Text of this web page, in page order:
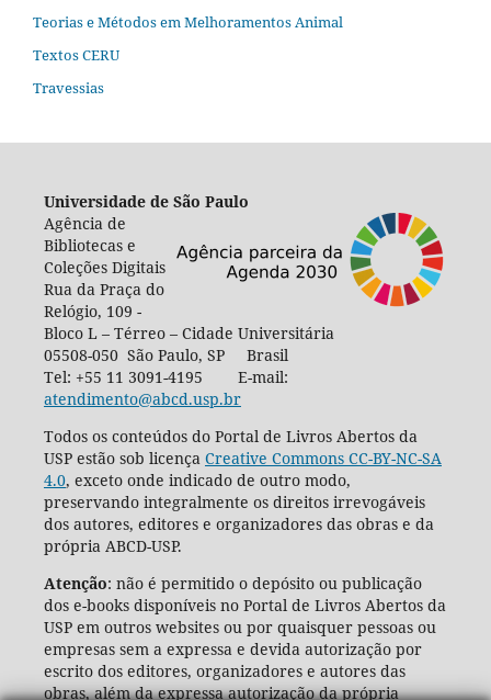
Teorias e Métodos em Melhoramentos Animal
Textos CERU
Travessias
Universidade de São Paulo
Agência de
Bibliotecas e
Coleções Digitais
Rua da Praça do
Relógio, 109 -
Bloco L – Térreo – Cidade Universitária
05508-050 São Paulo, SP Brasil
Tel: +55 11 3091-4195 E-mail:
atendimento@abcd.usp.br
Todos os conteúdos do Portal de Livros Abertos da
USP estão sob licença Creative Commons CC-BY-NC-SA
4.0, exceto onde indicado de outro modo,
preservando integralmente os direitos irrevogáveis
dos autores, editores e organizadores das obras e da
própria ABCD-USP.
Atenção: não é permitido o depósito ou publicação
dos e-books disponíveis no Portal de Livros Abertos da
USP em outros websites ou por quaisquer pessoas ou
empresas sem a expressa e devida autorização por
escrito dos editores, organizadores e autores das
obras, além da expressa autorização da própria